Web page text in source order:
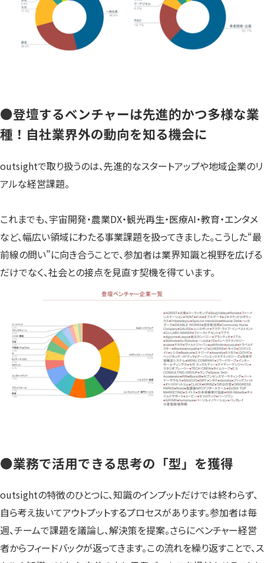
●登壇するベンチャーは先進的かつ多様な業
種！自社業界外の動向を知る機会に
outsightで取り扱うのは、先進的なスタートアップや地域企業のリ
アルな経営課題。
これまでも、宇宙開発・農業DX・観光再生・医療AI・教育・エンタメ
など、幅広い領域にわたる事業課題を扱ってきました。こうした“最
前線の問い”に向き合うことで、参加者は業界知識と視野を広げる
だけでなく、社会との接点を見直す契機を得ています。
●業務で活用できる思考の「型」を獲得
outsightの特徴のひとつに、知識のインプットだけでは終わらず、
自ら考え抜いてアウトプットするプロセスがあります。参加者は毎
週、チームで課題を議論し、解決策を提案。さらにベンチャー経営
者からフィードバックが返ってきます。この流れを繰り返すことで、ス